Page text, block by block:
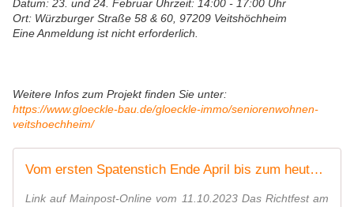
Datum: 23. und 24. Februar Uhrzeit: 14:00 - 17:00 Uhr
Ort: Würzburger Straße 58 & 60, 97209 Veitshöchheim
Eine Anmeldung ist nicht erforderlich.
Weitere Infos zum Projekt finden Sie unter:
https://www.gloeckle-bau.de/gloeckle-immo/seniorenwohnen-
veitshoechheim/
Vom ersten Spatenstich Ende April bis zum heute freudig gefeierten Richtfest: Der Rohbau der Seniorenwohnanlage in Veitshöchheim mit 51 Wohnungen steht! Baukosten belaufen sich auf 17,8 Mio. Euro - Veitshöchheim News
Link auf Mainpost-Online vom 11.10.2023 Das Richtfest am